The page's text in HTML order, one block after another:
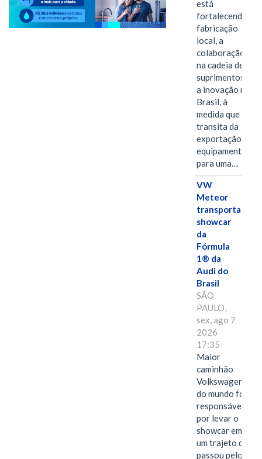
está
fortalecendo a
fabricação
local, a
colaboração
na cadeia de
suprimentos e
a inovação no
Brasil, à
medida que
transita da
exportação de
equipamentos
para uma…
VW
Meteor
transporta
showcar
da
Fórmula
1® da
Audi do
Brasil
SÃO
PAULO,
sex, ago 7
2026
17:35
Maior
caminhão
Volkswagen
do mundo foi
responsável
por levar o
showcar em
um trajeto que
passou pelo